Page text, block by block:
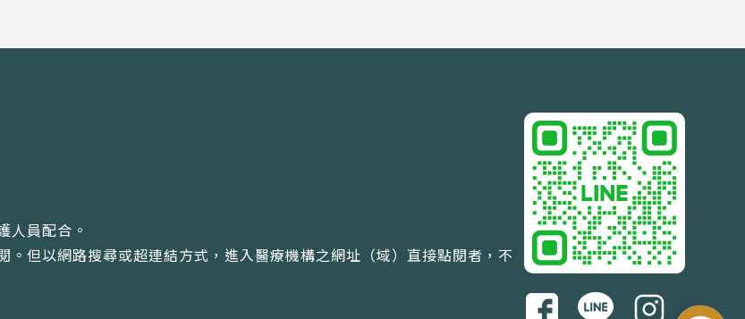
人員配合。
但以網路搜尋或超連結方式，進入醫療機構之網址（域）直接點閱者，不